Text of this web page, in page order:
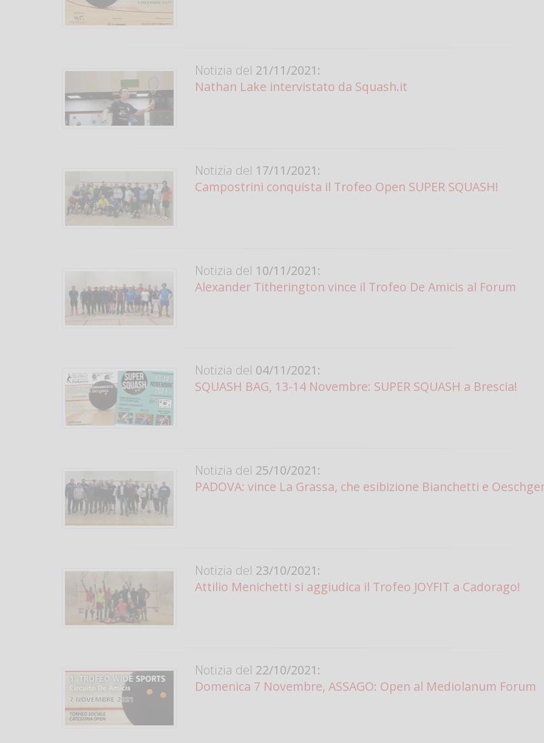
Notizia del 21/11/2021:
Nathan Lake intervistato da Squash.it
Notizia del 17/11/2021:
Campostrini conquista il Trofeo Open SUPER SQUASH!
Notizia del 10/11/2021:
Alexander Titherington vince il Trofeo De Amicis al Forum
Notizia del 04/11/2021:
SQUASH BAG, 13-14 Novembre: SUPER SQUASH a Brescia!
Notizia del 25/10/2021:
PADOVA: vince La Grassa, che esibizione Bianchetti e
Notizia del 23/10/2021:
Attilio Menichetti si aggiudica il Trofeo JOYFIT a Cadorago!
Notizia del 22/10/2021:
Domenica 7 Novembre, ASSAGO: Open al Mediolanum Forum